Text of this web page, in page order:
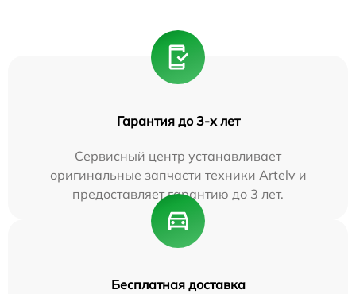
Гарантия до 3-х лет
Сервисный центр устанавливает
оригинальные запчасти техники Artelv и
предоставляет гарантию до 3 лет.
Бесплатная доставка